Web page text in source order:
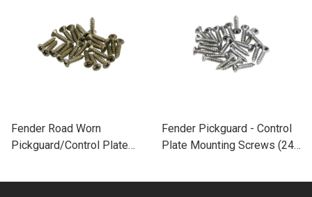
Fender Road Worn
Pickguard/Control Plate
Fender Pickguard - Control
Plate Mounting Screws (24)